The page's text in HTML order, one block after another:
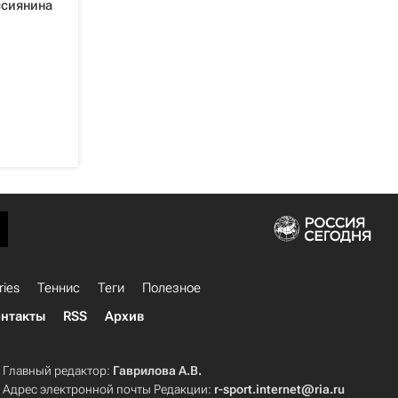
Теннис Теги
Полезное
RSS Архив
Главный редактор: Гаврилова А.В.
Адрес электронной почты Редакции: r-sport.internet@ria.ru